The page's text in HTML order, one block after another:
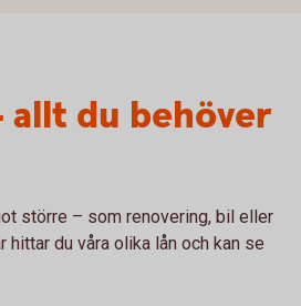
allt du behöver
större – som renovering, bil eller
hittar du våra olika lån och kan se